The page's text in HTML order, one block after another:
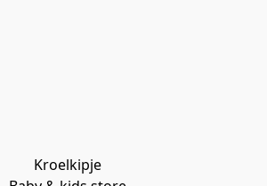
Kroelkipje